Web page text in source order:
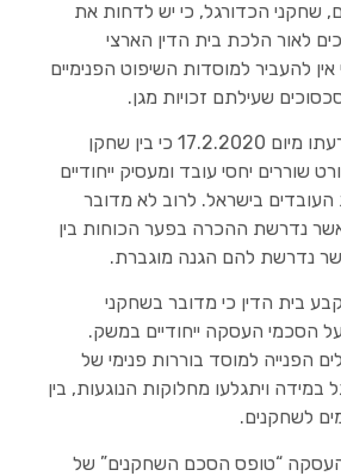
שחקני הכדורגל, כי יש לדחות את
לאור הלכת בית הדין הארצי
להעביר למוסדות השיפוט הפנימיים
שעילתם זכויות מגן.
בית הדין קבע בהכרעתו מיום 17.2.2020 כי בין שחקן
שוררים יחסי עובד ומעסיק ייחודיים
העובדים בישראל. לרוב לא מדובר
נדרשת ההכרה בפער הכוחות בין
נדרשת להם הגנה מוגברת.
קבע בית הדין כי מדובר בשחקני
הסכמי העסקה ייחודיים במשק.
הפנייה למוסד בוררות פנימי של
ויתגלעו מחלוקות הנוגעות, בין
לשחקנים.
ההעסקה “טופס הסכם השחקנים” של